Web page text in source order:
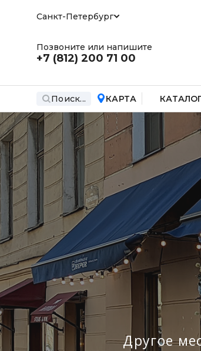
Санкт-Петербург
Позвоните или напишите
+7 (812) 200 71 00
Поиск... КАРТА
Другое